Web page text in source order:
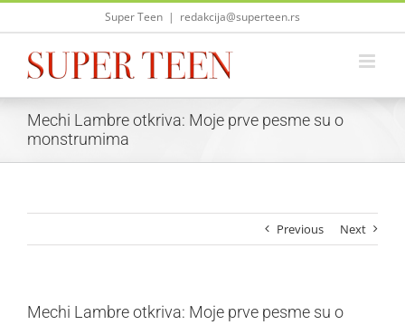
Skip
Super Teen | redakcija@superteen.rs
Mechi Lambre otkriva: Moje prve pesme su o
monstrumima
Previous Next
Mechi Lambre otkriva: Moje prve pesme su o